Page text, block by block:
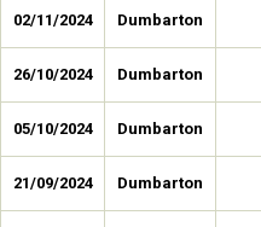
02/11/2024 Dumbarton
26/10/2024 Dumbarton
05/10/2024 Dumbarton
21/09/2024 Dumbarton